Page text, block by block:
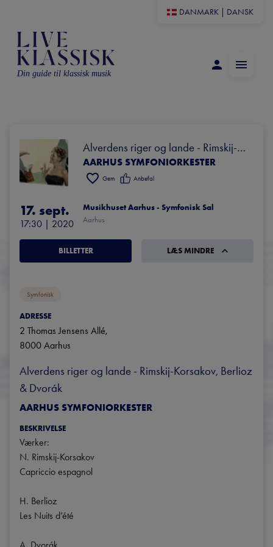
DANMARK DANSK
Din guide til klassisk musik
Alverdens riger og lande - Rimskij-
Korsakov, Berlioz & Dvorák
AARHUS SYMFONIORKESTER
Gem Anbefal
17. sept.
17:30 | 2020
Musikhuset Aarhus - Symfonisk Sal
Aarhus
BILLETTER LÆS MINDRE
Symfonisk
ADRESSE
2 Thomas Jensens Allé,
8000Aarhus
Alverdens riger og lande - Rimskij-Korsakov, Berlioz
& Dvorák
AARHUS SYMFONIORKESTER
BESKRIVELSE
Værker:
N. Rimskij-Korsakov
Capriccio espagnol
H. Berlioz
Les Nuits d’été